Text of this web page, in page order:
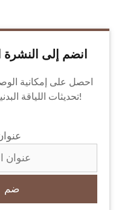
انضم إلى النشرة
احصل على إمكانية
تحديثات اللياقة البدنية والتغذية لدينا!